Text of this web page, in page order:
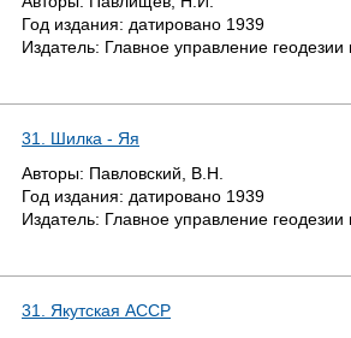
Ц
Год издания: датировано 1939
Издатель: Главное управление
31. Шилка - Яя
Авторы: Павловский, В.Н.
Год издания: датировано 1939
Издатель: Главное управление
31. Якутская АССР